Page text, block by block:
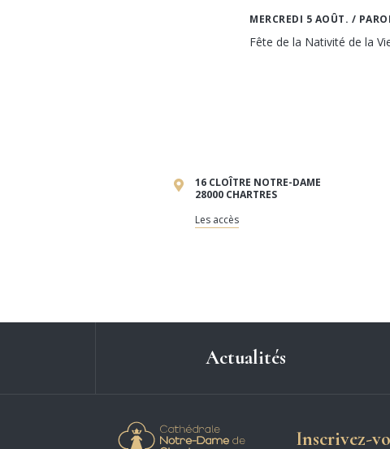
MERCREDI 5 AOÛT. /
Fête de la Nativité de la
16 CLOÎTRE NOTRE-DAME
28000 CHARTRES
Les accès
Actualités
Cathédrale Notre-
Inscrivez-